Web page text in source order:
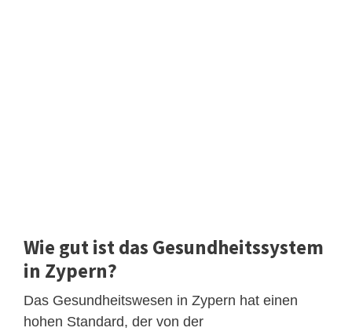
Wie gut ist das Gesundheitssystem
in Zypern?
Das Gesundheitswesen in Zypern hat einen
hohen Standard, der von der